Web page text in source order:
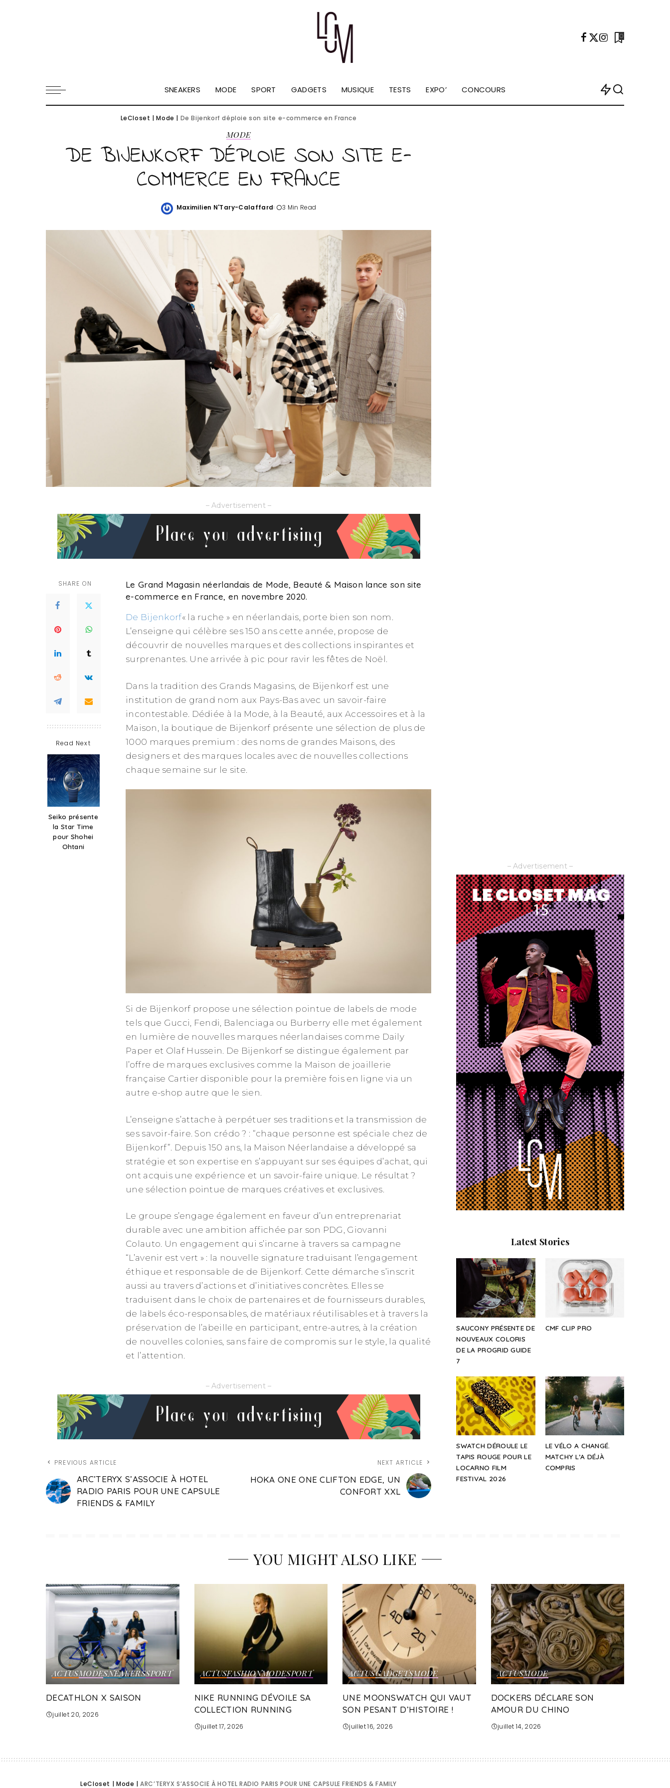
0
SNEAKERS MODE SPORT GADGETS MUSIQUE TESTS EXPO’ CONCOURS
LeCloset |Mode | De Bijenkorf déploie son site e-commerce en France
MODE
DE BIJENKORF DÉPLOIE SON SITE E-
COMMERCE EN FRANCE
Posted
Maximilien N'Tary-Calaffard 3 Min Read
– Advertisement –
SHARE ON
Read Next
Seiko présente
la Star Time
pour Shohei
Ohtani
Le Grand Magasin néerlandais de Mode, Beauté & Maison lance son site
e-commerce en France, en novembre 2020.
De Bijenkorf« la ruche » en néerlandais, porte bien son nom.
L’enseigne qui célèbre ses 150 ans cette année, propose de
découvrir de nouvelles marques et des collections inspirantes et
surprenantes. Une arrivée à pic pour ravir les fêtes de Noël.
Dans la tradition des Grands Magasins, de Bijenkorf est une
institution de grand nom aux Pays-Bas avec un savoir-faire
incontestable. Dédiée à la Mode, à la Beauté, aux Accessoires et à la
Maison, la boutique de Bijenkorf présente une sélection de plus de
1000 marques premium : des noms de grandes Maisons, des
designers et des marques locales avec de nouvelles collections
chaque semaine sur le site.
Si de Bijenkorf propose une sélection pointue de labels de mode
tels que Gucci, Fendi, Balenciaga ou Burberry elle met également
en lumière de nouvelles marques néerlandaises comme Daily
Paper et Olaf Hussein. De Bijenkorf se distingue également par
l’offre de marques exclusives comme la Maison de joaillerie
française Cartier disponible pour la première fois en ligne via un
autre e-shop autre que le sien.
L’enseigne s’attache à perpétuer ses traditions et la transmission de
ses savoir-faire. Son crédo ? : “chaque personne est spéciale chez de
Bijenkorf”. Depuis 150 ans, la Maison Néerlandaise a développé sa
stratégie et son expertise en s’appuyant sur ses équipes d’achat, qui
ont acquis une expérience et un savoir-faire unique. Le résultat ?
une sélection pointue de marques créatives et exclusives.
Le groupe s’engage également en faveur d’un entreprenariat
durable avec une ambition affichée par son PDG, Giovanni
Colauto. Un engagement qui s’incarne à travers sa campagne
“L’avenir est vert » : la nouvelle signature traduisant l’engagement
éthique et responsable de de Bijenkorf. Cette démarche s’inscrit
aussi au travers d’actions et d’initiatives concrètes. Elles se
traduisent dans le choix de partenaires et de fournisseurs durables,
de labels éco-responsables, de matériaux réutilisables et à travers la
préservation de l’abeille en participant, entre-autres, à la création
de nouvelles colonies, sans faire de compromis sur le style, la qualité
et l’attention.
– Advertisement –
PREVIOUS ARTICLE
ARC’TERYX S’ASSOCIE À HOTEL
RADIO PARIS POUR UNE CAPSULE
FRIENDS & FAMILY
NEXT ARTICLE
HOKA ONE ONE CLIFTON EDGE, UN
CONFORT XXL
– Advertisement –
Latest Stories
SAUCONY PRÉSENTE DE
NOUVEAUX COLORIS
DE LA PROGRID GUIDE
7
CMF CLIP PRO
SWATCH DÉROULE LE
TAPIS ROUGE POUR LE
LOCARNO FILM
FESTIVAL 2026
LE VÉLO A CHANGÉ.
MATCHY L’A DÉJÀ
COMPRIS
YOU MIGHT ALSO LIKE
ACTUSMODESNEAKERSSPORT
DECATHLON X SAISON
juillet 20, 2026
ACTUSFASHIONMODESPORT
NIKE RUNNING DÉVOILE SA
COLLECTION RUNNING
juillet 17, 2026
ACTUSGADGETSMODE
UNE MOONSWATCH QUI VAUT
SON PESANT D’HISTOIRE !
juillet 16, 2026
ACTUSMODE
DOCKERS DÉCLARE SON
AMOUR DU CHINO
juillet 14, 2026
LeCloset | Mode |ARC’TERYX S’ASSOCIE À HOTEL RADIO PARIS POUR UNE CAPSULE FRIENDS & FAMILY